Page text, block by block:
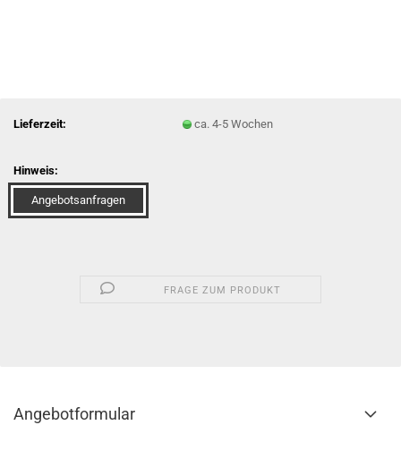
Lieferzeit: ca. 4-5 Wochen
Hinweis:
Angebotsanfragen
FRAGE ZUM PRODUKT
Angebotformular